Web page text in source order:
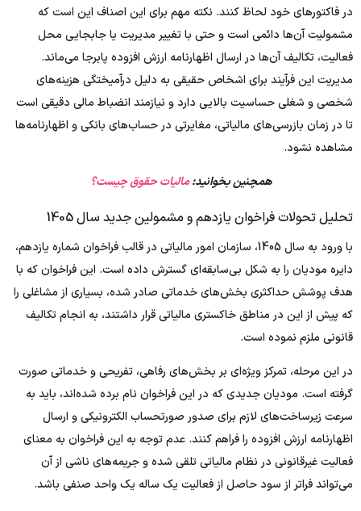
در فاکتورهای خود لحاظ کنند. نکته مهم برای این اصناف این است که
مشمولیت آن‌ها دائمی است و حتی با تغییر مدیریت یا جابجایی محل
فعالیت، تکالیف آن‌ها در ارسال اظهارنامه ارزش افزوده پابرجا می‌ماند.
مدیریت این فرآیند برای اشخاص حقیقی به دلیل درآمیختگی هزینه‌های
شخصی و شغلی حساسیت بالایی دارد و نیازمند انضباط مالی دقیقی است
تا در زمان بازرسی‌های مالیاتی، مغایرتی در حساب‌های بانکی و اظهارنامه‌ها
مشاهده نشود.
همچنین بخوانید:مالیات حقوق چیست؟
تحلیل تحولات فراخوان یازدهم و مشمولین جدید سال 1405
با ورود به سال 1405، سازمان امور مالیاتی در قالب فراخوان شماره یازدهم،
دایره مودیان را به شکل بی‌سابقه‌ای گسترش داده است. این فراخوان که با
هدف پوشش حداکثری بخش‌های خدماتی صادر شده، بسیاری از مشاغلی را
که پیش از این در مناطق خاکستری مالیاتی قرار داشتند، به انجام تکالیف
قانونی ملزم نموده است.
در این مرحله، تمرکز ویژه‌ای بر بخش‌های رفاهی، تفریحی و خدماتی صورت
گرفته است. مودیان جدیدی که در این فراخوان نام برده شده‌اند، باید به
سرعت زیرساخت‌های لازم برای صدور صورتحساب الکترونیکی و ارسال
اظهارنامه ارزش افزوده را فراهم کنند. عدم توجه به این فراخوان به معنای
فعالیت غیرقانونی در نظام مالیاتی تلقی شده و جریمه‌های ناشی از آن
می‌تواند فراتر از سود حاصل از فعالیت یک ساله یک واحد صنفی باشد.